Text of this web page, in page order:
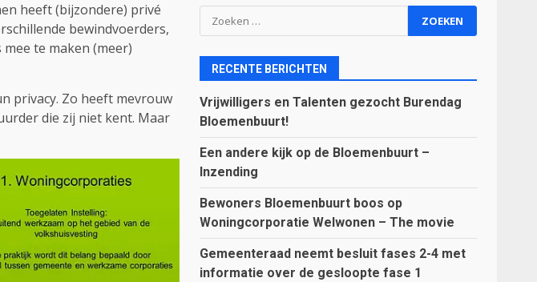
heeft (bijzondere) privé
bewindvoerders,
te maken (meer)
privacy. Zo heeft mevrouw
die zij niet kent. Maar
Zoeken
naar:
RECENTE BERICHTEN
Vrijwilligers en Talenten gezocht Burendag
Bloemenbuurt!
Een andere kijk op de Bloemenbuurt –
Inzending
Bewoners Bloemenbuurt boos op
Woningcorporatie Welwonen – The movie
Gemeenteraad neemt besluit fases 2-4 met
informatie over de gesloopte fase 1